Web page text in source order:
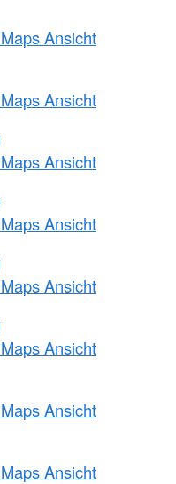
Ansicht
Ansicht
Ansicht
Ansicht
Ansicht
Ansicht
Ansicht
Ansicht